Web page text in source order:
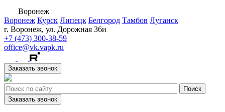
Воронеж
Воронеж Курск Липецк Белгород Тамбов Луганск
г. Воронеж, ул. Дорожная 36и
+7 (473) 300-38-59
office@vk.vapk.ru
Заказать звонок
Заказать звонок